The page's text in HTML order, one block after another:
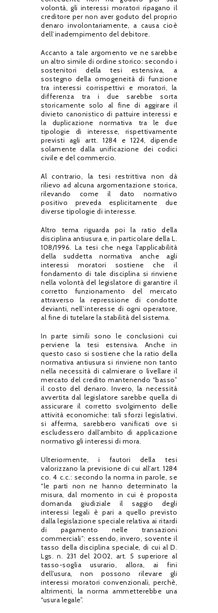
volontà, gli interessi moratori ripagano il
creditore per non aver goduto del proprio
denaro involontariamente, a causa cioè
dell’inadempimento del debitore.
Accanto a tale argomento ve ne sarebbe
un altro simile di ordine storico: secondo i
sostenitori della tesi estensiva, a
sostegno della omogeneità di funzione
tra interessi corrispettivi e moratori, la
differenza tra i due sarebbe sorta
storicamente solo al fine di aggirare il
divieto canonistico di pattuire interessi e
la duplicazione normativa tra le due
tipologie di interesse, rispettivamente
previsti agli artt. 1284 e 1224, dipende
solamente dalla unificazione dei codici
civile e del commercio.
Al contrario, la tesi restrittiva non dà
rilievo ad alcuna argomentazione storica,
rilevando come il dato normativo
positivo preveda esplicitamente due
diverse tipologie di interesse.
Altro tema riguarda poi la ratio della
disciplina antiusura e, in particolare della L.
108/1996. La tesi che nega l’applicabilità
della suddetta normativa anche agli
interessi moratori sostiene che il
fondamento di tale disciplina si rinviene
nella volontà del legislatore di garantire il
corretto funzionamento del mercato
attraverso la repressione di condotte
devianti, nell’interesse di ogni operatore,
al fine di tutelare la stabilità del sistema.
In parte simili sono le conclusioni cui
perviene la tesi estensiva. Anche in
questo caso si sostiene che la ratio della
normativa antiusura si rinviene non tanto
nella necessità di calmierare o livellare il
mercato del credito mantenendo “basso”
il costo del denaro. Invero, la necessità
avvertita dal legislatore sarebbe quella di
assicurare il corretto svolgimento delle
attività economiche: tali sforzi legislativi,
si afferma, sarebbero vanificati ove si
escludessero dall’ambito di applicazione
normativo gli interessi di mora.
Ulteriormente, i fautori della tesi
valorizzano la previsione di cui all’art. 1284
co. 4 c.c.: secondo la norma in parole, se
“le parti non ne hanno determinato la
misura, dal momento in cui è proposta
domanda giudiziale il saggio degli
interessi legali è pari a quello previsto
dalla legislazione speciale relativa ai ritardi
di pagamento nelle transazioni
commerciali”: essendo, invero, sovente il
tasso della disciplina speciale, di cui al D.
Lgs. n. 231 del 2002, art. 5 superiore al
tasso-soglia usurario, allora, ai fini
dell’usura, non possono rilevare gli
interessi moratori convenzionali, perchè,
altrimenti, la norma ammetterebbe una
“usura legale”.